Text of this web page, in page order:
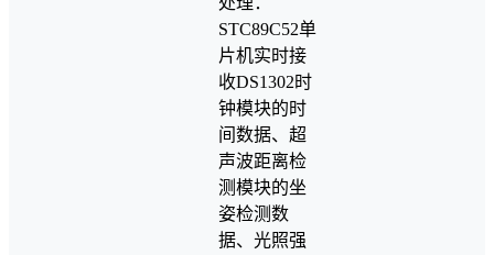
STC89C52单
片机实时接
收DS1302时
钟模块的时
间数据、超
声波距离检
测模块的坐
姿检测数
据、光照强